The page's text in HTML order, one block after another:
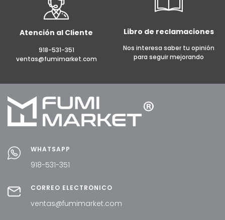
Atención al Cliente
918-531-351
ventas@fumimarket.com
Libro de reclamaciones
Nos interesa saber tu opinión
para seguir mejorando
WHATSAPP
918-531-351
CORREO ELECTRÓNICO
ventas@fumimarket.com